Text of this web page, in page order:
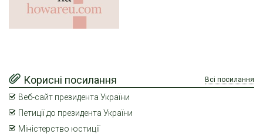
Корисні посилання Всі посилання
Веб-сайт президента України
Петиції до президента України
Міністерство юстиції